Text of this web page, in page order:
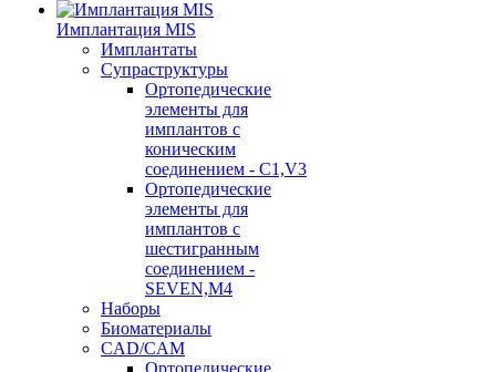
Имплантация MIS
Имплантаты
Супраструктуры
Ортопедические
элементы для
имплантов с
коническим
соединением - C1,V3
Ортопедические
элементы для
имплантов с
шестигранным
соединением -
SEVEN,M4
Наборы
Биоматериалы
CAD/CAM
Ортопедические